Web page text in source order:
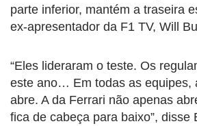
parte inferior, mantém a traseira
ex-apresentador da F1 TV, Will
“Eles lideraram o teste. Os
este ano… Em todas as equipes,
abre. A da Ferrari não apenas
fica de cabeça para baixo”, disse